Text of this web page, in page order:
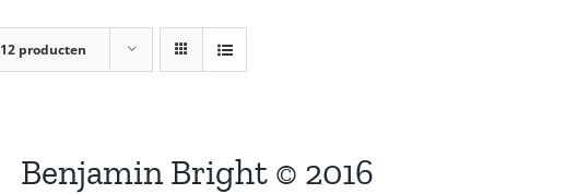
12 producten
Benjamin Bright © 2016